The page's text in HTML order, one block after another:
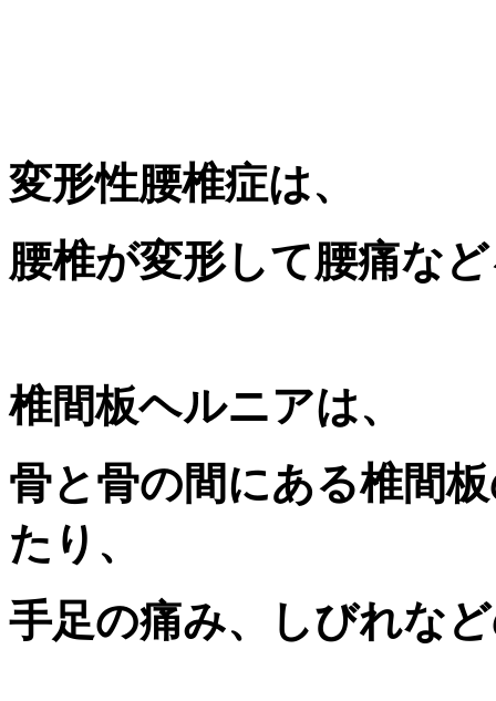
変形性腰椎症は、
腰椎が変形して腰痛な
椎間板ヘルニアは、
骨と骨の間にある椎間板
たり、
手足の痛み、しびれな